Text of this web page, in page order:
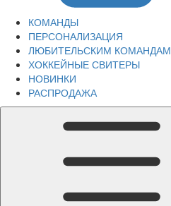
КОМАНДЫ
ПЕРСОНАЛИЗАЦИЯ
ЛЮБИТЕЛЬСКИМ КОМАНДАМ
ХОККЕЙНЫЕ СВИТЕРЫ
НОВИНКИ
РАСПРОДАЖА